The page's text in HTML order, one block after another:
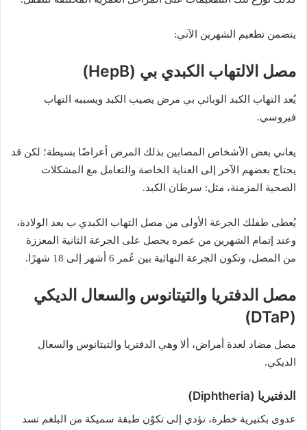
يتضمن تطعيم الشهرين الآتي:
مصل الالتهاب الكبدي بي (HepB)
يُعد التهاب الكبد الوبائي بي مرض يصيب الكبد ويسببه التهاب
فيروسي.
يعاني بعض الأشخاص المصابين بذلك المرض أعراضًا بسيطة؛ لكن قد
يحتاج بعضهم الآخر إلى العناية الخاصة والتعامل مع المشكلات
الصحية المزمنة، مثل: سرطان الكبد.
يُعطى طفلك الجرعة الأولى من مصل التهاب الكبدي ب بعد الولادة،
وعند إتمام الشهرين من عمره يحصل على الجرعة الثانية المعززة
من المصل، وتكون الجرعة النهائية بين عُمر 6 أشهر إلى 18 شهرًا.
مصل الدفتريا والتيتانوس والسعال الديكي
(DTaP)
مصل مضاد لعدة أمراض، ألا وهي الدفتريا والتيتانوس والسعال
الديكي.
الدفتيريا (Diphtheria)
عدوى بكتيرية خطرة، تؤدي إلى تكوّن طبقة سميكة من البلغم تسد